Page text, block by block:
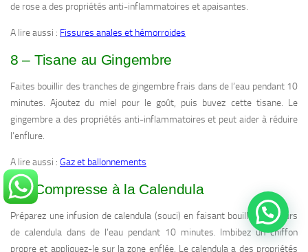
de rose a des propriétés anti-inflammatoires et apaisantes.
A lire aussi : Fissures anales et hémorroides
8 – Tisane au Gingembre
Faites bouillir des tranches de gingembre frais dans de l’eau pendant 10
minutes. Ajoutez du miel pour le goût, puis buvez cette tisane. Le
gingembre a des propriétés anti-inflammatoires et peut aider à réduire
l’enflure.
A lire aussi : Gaz et ballonnements
9 – Compresse à la Calendula
Préparez une infusion de calendula (souci) en faisant bouillir des fleurs
de calendula dans de l’eau pendant 10 minutes. Imbibez un chiffon
propre et appliquez-le sur la zone enflée. Le calendula a des propriétés